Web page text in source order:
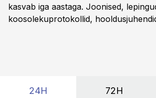
kasvab iga aastaga. Joonised,
koosolekuprotokollid,
24H 72H